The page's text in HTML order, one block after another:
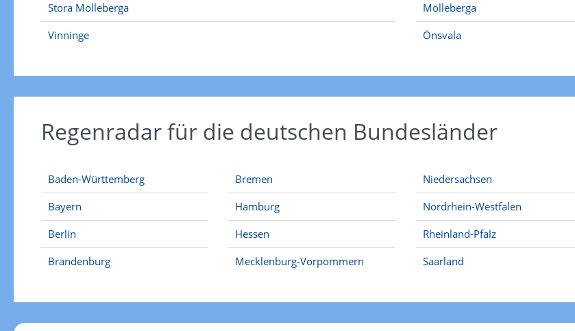
Stora Mölleberga
Vinninge
Mölleberga
Önsvala
Regenradar für die deutschen Bundesländer
Baden-Württemberg
Bayern
Berlin
Brandenburg
Bremen
Hamburg
Hessen
Mecklenburg-Vorpommern
Niedersachsen
Nordrhein-Westfalen
Rheinland-Pfalz
Saarland